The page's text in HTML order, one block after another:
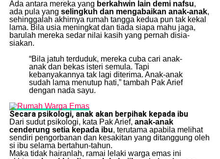
Ada antara mereka yang berkahwin lain demi nafsu,
ada pula yang selingkuh dan mengabaikan anak-anak,
sehinggalah akhirnya rumah tangga kedua pun tak kekal
lama. Bila usia meningkat dan tiada siapa mahu jaga,
barulah mereka sedar nilai kasih yang pernah disia-
siakan.
“Bila jatuh terduduk, mereka cuba cari anak-
anak dan bekas isteri semula. Tapi
kebanyakannya tak lagi diterima. Anak-anak
sudah lama menutup hati,” tambah Pak Arief
dengan nada sayu.
Secara psikologi, anak akan berpihak kepada ibu
Dari sudut psikologi, kata Pak Arief, anak-anak
cenderung setia kepada ibu, terutama apabila melihat
sendiri pengorbanan dan kesakitan yang ditanggung oleh
si ibu selama bertahun-tahun.
Maka tidak hairanlah, ramai lelaki warga emas ini